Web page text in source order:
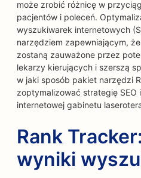
może zrobić różnicę w
pacjentów i poleceń.
wyszukiwarek internetowych
narzędziem zapewniającym,
zostaną zauważone przez
lekarzy kierujących i szerszą
w jaki sposób pakiet narzędzi
zoptymalizować strategię
internetowej gabinetu
Rank
wyniki